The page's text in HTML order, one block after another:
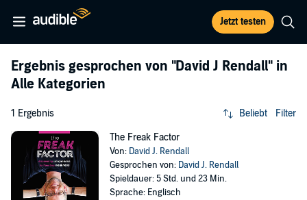
Jetzt testen
Ergebnis gesprochen von "David J Rendall" in
Alle Kategorien
1 Ergebnis Beliebt Filter
The Freak Factor
Von: David J. Rendall
Gesprochen von: David J. Rendall
Spieldauer: 5 Std. und 23 Min.
Sprache: Englisch